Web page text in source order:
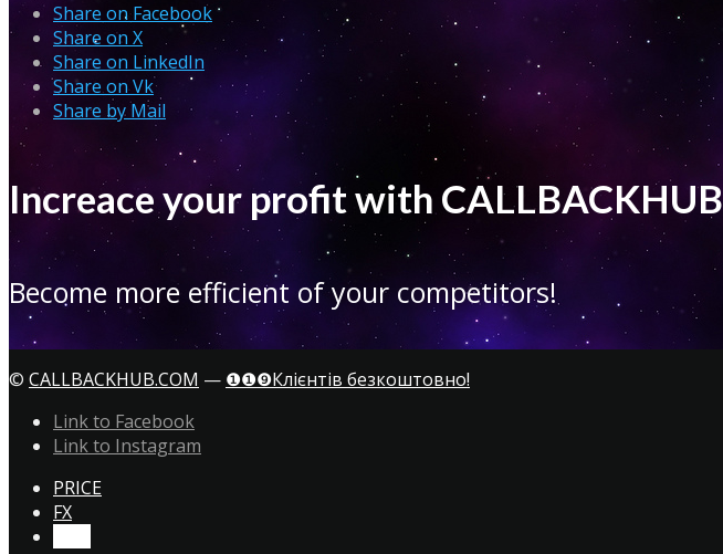
Share on Facebook
Share on X
Share on LinkedIn
Share on Vk
Share by Mail
Increace your profit with CALLBACKHUB
Become more efficient of your competitors!
© CALLBACKHUB.COM — ❶❶❾Клієнтів безкоштовно!
Link to Facebook
Link to Instagram
PRICE
FX